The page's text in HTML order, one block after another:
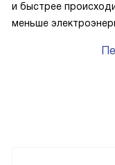
и быстрее
меньше